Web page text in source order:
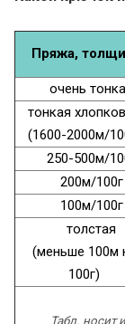
Пряжа,
очень
тонкая
(1600-2000м/
250-500м/
200м/100г
100м/100г
толстая
(меньше 100м
100г)
Табл. носит